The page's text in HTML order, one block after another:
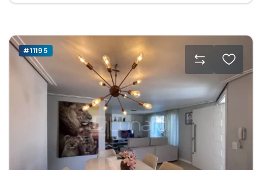
#11195